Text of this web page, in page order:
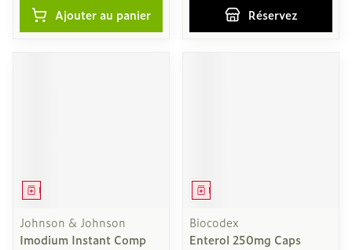
Ajouter au panier Réservez
Médicament
Johnson & Johnson
Imodium Instant Comp
Médicament
Biocodex
Enterol 250mg Caps